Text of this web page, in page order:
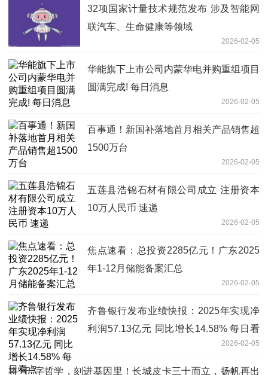
32项国家计量技术规范发布 涉及智能网
联汽车、生命健康等领域
2026-02-05
华能旗下上市公司内蒙华电并购重组项目
圆满完成! 每日消息
2026-02-05
百事通！新国补落地首月相关产品销售超
1500万台
2026-02-05
五莲县浩锦石材有限公司成立 注册资本
10万人民币 速递
2026-02-05
焦点速看：总投资2285亿元！广东2025
年1-12月储能备案汇总
2026-02-05
齐鲁银行发布业绩快报：2025年实现净
利润57.13亿元 同比增长14.58% 每日看
2026-02-05
将“干”字哲学，刻进基因里！长城皮卡三十而立，扬帆再出